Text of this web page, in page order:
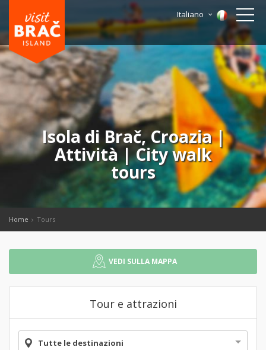
Italiano
Isola di Brač, Croazia |
Attività | City walk
tours
Home Tours
VEDI SULLA MAPPA
Tour e attrazioni
Tutte le destinazioni